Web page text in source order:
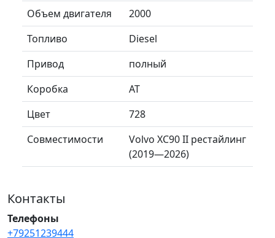
Объем двигателя
2000
Топливо
Diesel
Привод
полный
Коробка
AT
Цвет
728
Совместимости
Volvo XC90 II рестайлинг
(2019—2026)
Контакты
Телефоны
+79251239444